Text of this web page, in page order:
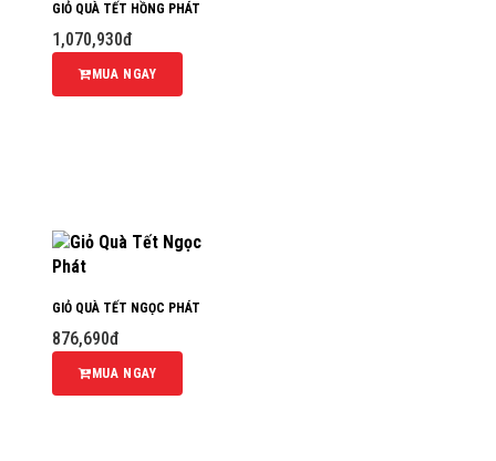
GIỎ QUÀ TẾT HỒNG PHÁT
1,070,930đ
MUA NGAY
GIỎ QUÀ TẾT NGỌC PHÁT
876,690đ
MUA NGAY